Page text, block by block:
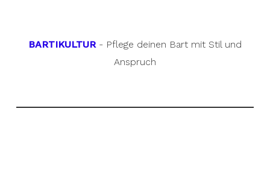
BARTIKULTUR- Pflege deinen Bart mit Stil und
Anspruch